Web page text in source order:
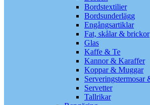
Bordstextilier
Bordsunderlägg
Engångsartiklar
Fat, skålar & brickor
Glas
Kaffe & Te
Kannor & Karaffer
Koppar & Muggar
Serveringstermosar
Servetter
Tallrikar